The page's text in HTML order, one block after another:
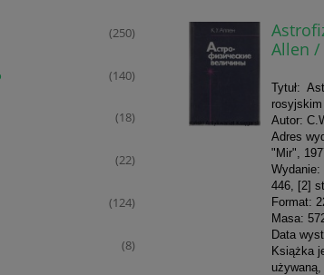
(250)
(140)
(18)
(22)
(124)
(8)
Allen
Tytuł:
rosyjskim
Autor:
Adres
"Mir",
Wydanie:
446, [2]
Format:
Masa:
Data
Książka
używaną,